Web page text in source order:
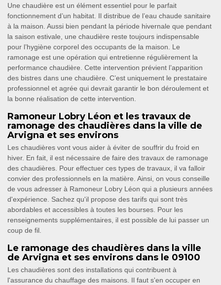
Une chaudière est un élément essentiel pour le parfait
fonctionnement d’un habitat. Il distribue de l’eau chaude sanitaire
à la maison. Aussi bien pendant la période hivernale que pendant
la saison estivale, une chaudière reste toujours indispensable
pour l’hygiène corporel des occupants de la maison. Le
ramonage est une opération qui entretienne régulièrement la
performance chaudière. Cette intervention prévient l’apparition
des bistres dans une chaudière. C’est uniquement le prestataire
professionnel et agrée qui devrait garantir le bon déroulement et
la bonne réalisation de cette intervention.
Ramoneur Lobry Léon et les travaux de
ramonage des chaudières dans la ville de
Arvigna et ses environs
Les chaudières vont vous aider à éviter de souffrir du froid en
hiver. En fait, il est nécessaire de faire des travaux de ramonage
des chaudières. Pour effectuer ces types de travaux, il va falloir
convier des professionnels en la matière. Ainsi, on vous conseille
de vous adresser à Ramoneur Lobry Léon qui a plusieurs années
d'expérience. Sachez qu'il propose des tarifs qui sont très
abordables et accessibles à toutes les bourses. Pour les
renseignements supplémentaires, il est possible de lui passer un
coup de fil.
Le ramonage des chaudières dans la ville
de Arvigna et ses environs dans le 09100
Les chaudières sont des installations qui contribuent à
l'assurance du chauffage des maisons. Il faut s'en occuper en